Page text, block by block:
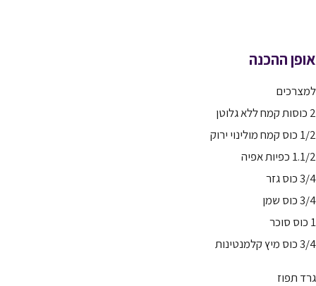
אופן ההכנה
למצרכים
2 כוסות קמח ללא גלוטן
1/2 כוס קמח מולינוי ירוק
1.1/2 כפיות אפיה
3/4 כוס גזר
3/4 כוס שמן
1 כוס סוכר
3/4 כוס מיץ קלמנטינות
גרד תפוז